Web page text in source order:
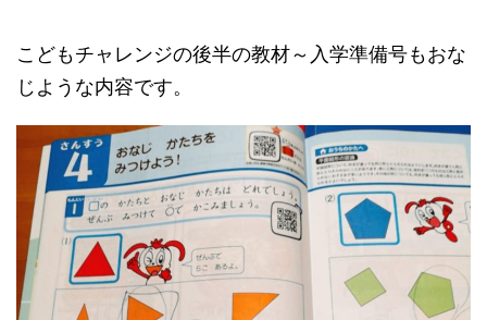
こどもチャレンジの後半の教材～入学準備号もおな
じような内容です。